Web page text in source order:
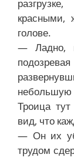
красными,
голове.
— Ладно,
небольшую
Троица
вид, что
— Он их
трудом